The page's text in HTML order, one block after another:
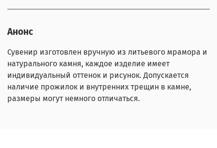
Анонс
Сувенир изготовлен вручную из литьевого мрамора и
натурального камня, каждое изделие имеет
индивидуальный оттенок и рисунок. Допускается
наличие прожилок и внутренних трещин в камне,
размеры могут немного отличаться.